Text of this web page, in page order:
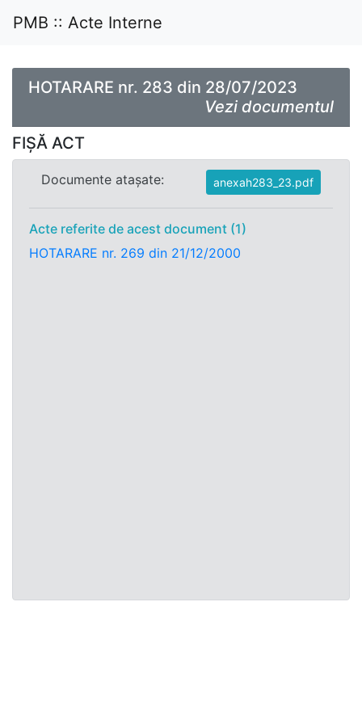
PMB :: Acte Interne
HOTARARE nr. 283 din 28/07/2023
Vezi documentul
FIȘĂ ACT
Documente atașate: anexah283_23.pdf
Acte referite de acest document (1)
HOTARARE nr. 269 din 21/12/2000